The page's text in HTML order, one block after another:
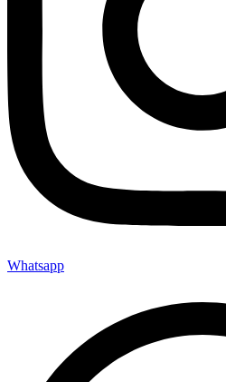
Whatsapp